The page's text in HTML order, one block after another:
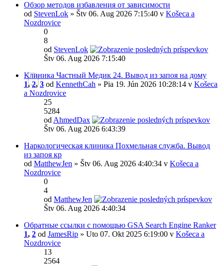
Обзор методов избавления от зависимости
od StevenLok » Štv 06. Aug 2026 7:15:40 v Košeca a
Nozdrovice
0
8
od StevenLok
Štv 06. Aug 2026 7:15:40
Клиника Частный Медик 24. Вывод из запоя на дому
1,2,3 od KennethCah » Pia 19. Jún 2026 10:28:14 v Košeca
a Nozdrovice
25
5284
od AhmedDax
Štv 06. Aug 2026 6:43:39
Наркологическая клиника Похмельная служба. Вывод
из запоя кр
od MatthewJen » Štv 06. Aug 2026 4:40:34 v Košeca a
Nozdrovice
0
4
od MatthewJen
Štv 06. Aug 2026 4:40:34
Обратные ссылки с помощью GSA Search Engine Ranker
1, 2 od JamesRip » Uto 07. Okt 2025 6:19:00 v Košeca a
Nozdrovice
13
2564